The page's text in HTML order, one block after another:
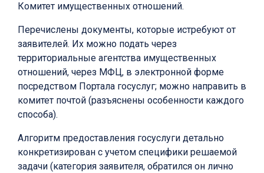
Комитет имущественных отношений.
Перечислены документы, которые истребуют от
заявителей. Их можно подать через
территориальные агентства имущественных
отношений, через МФЦ, в электронной форме
посредством Портала госуслуг; можно направить в
комитет почтой (разъяснены особенности каждого
способа).
Алгоритм предоставления госуслуги детально
конкретизирован с учетом специфики решаемой
задачи (категория заявителя, обратился он лично